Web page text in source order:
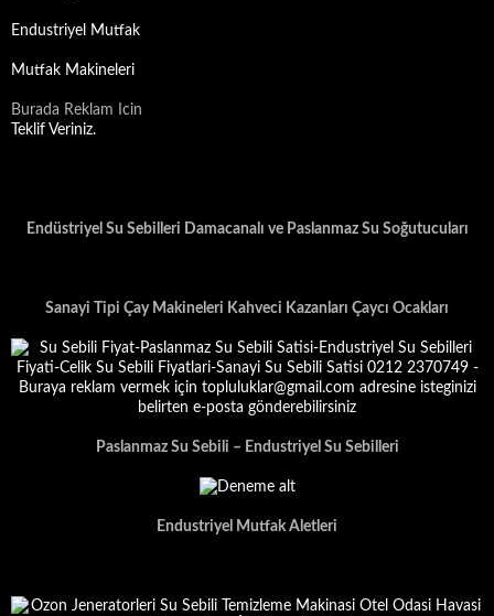
Endustriyel Mutfak
Mutfak Makineleri
Burada Reklam Icin
Teklif Veriniz.
Endüstriyel Su Sebilleri Damacanalı ve Paslanmaz Su Soğutucuları
Sanayi Tipi Çay Makineleri Kahveci Kazanları Çaycı Ocakları
Paslanmaz Su Sebili – Endustriyel Su Sebilleri
Endustriyel Mutfak Aletleri